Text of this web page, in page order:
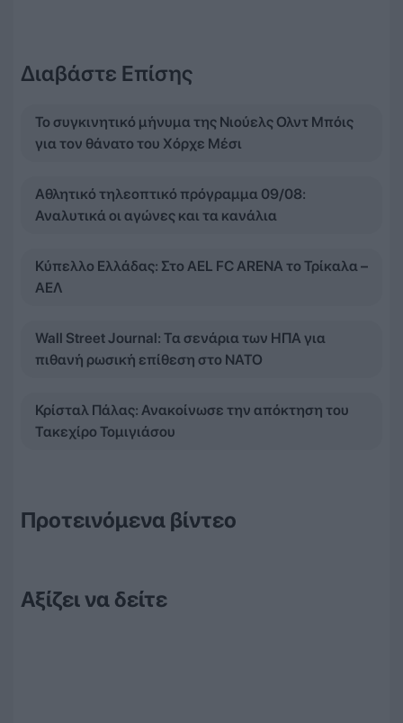
Διαβάστε Επίσης
Το συγκινητικό μήνυμα της Νιούελς Ολντ Μπόις
για τον θάνατο του Χόρχε Μέσι
Αθλητικό τηλεοπτικό πρόγραμμα 09/08:
Αναλυτικά οι αγώνες και τα κανάλια
Κύπελλο Ελλάδας: Στο AEL FC ARENA το Τρίκαλα –
ΑΕΛ
Wall Street Journal: Τα σενάρια των ΗΠΑ για
πιθανή ρωσική επίθεση στο ΝΑΤΟ
Κρίσταλ Πάλας: Ανακοίνωσε την απόκτηση του
Τακεχίρο Τομιγιάσου
Προτεινόμενα βίντεο
Αξίζει να δείτε